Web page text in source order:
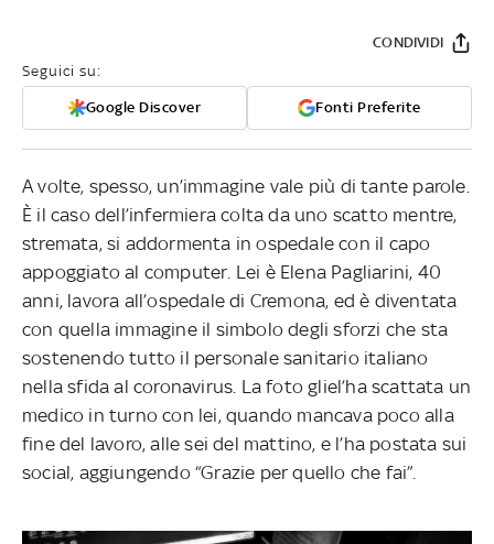
Seguici su:
Google Discover Fonti Preferite
CONDIVIDI
A volte, spesso, un’immagine vale più di tante parole.
È il caso dell’infermiera colta da uno scatto mentre,
stremata, si addormenta in ospedale con il capo
appoggiato al computer. Lei è Elena Pagliarini, 40
anni, lavora all’ospedale di Cremona, ed è diventata
con quella immagine il simbolo degli sforzi che sta
sostenendo tutto il personale sanitario italiano
nella sfida al coronavirus. La foto gliel’ha scattata un
medico in turno con lei, quando mancava poco alla
fine del lavoro, alle sei del mattino, e l’ha postata sui
social, aggiungendo “Grazie per quello che fai”.